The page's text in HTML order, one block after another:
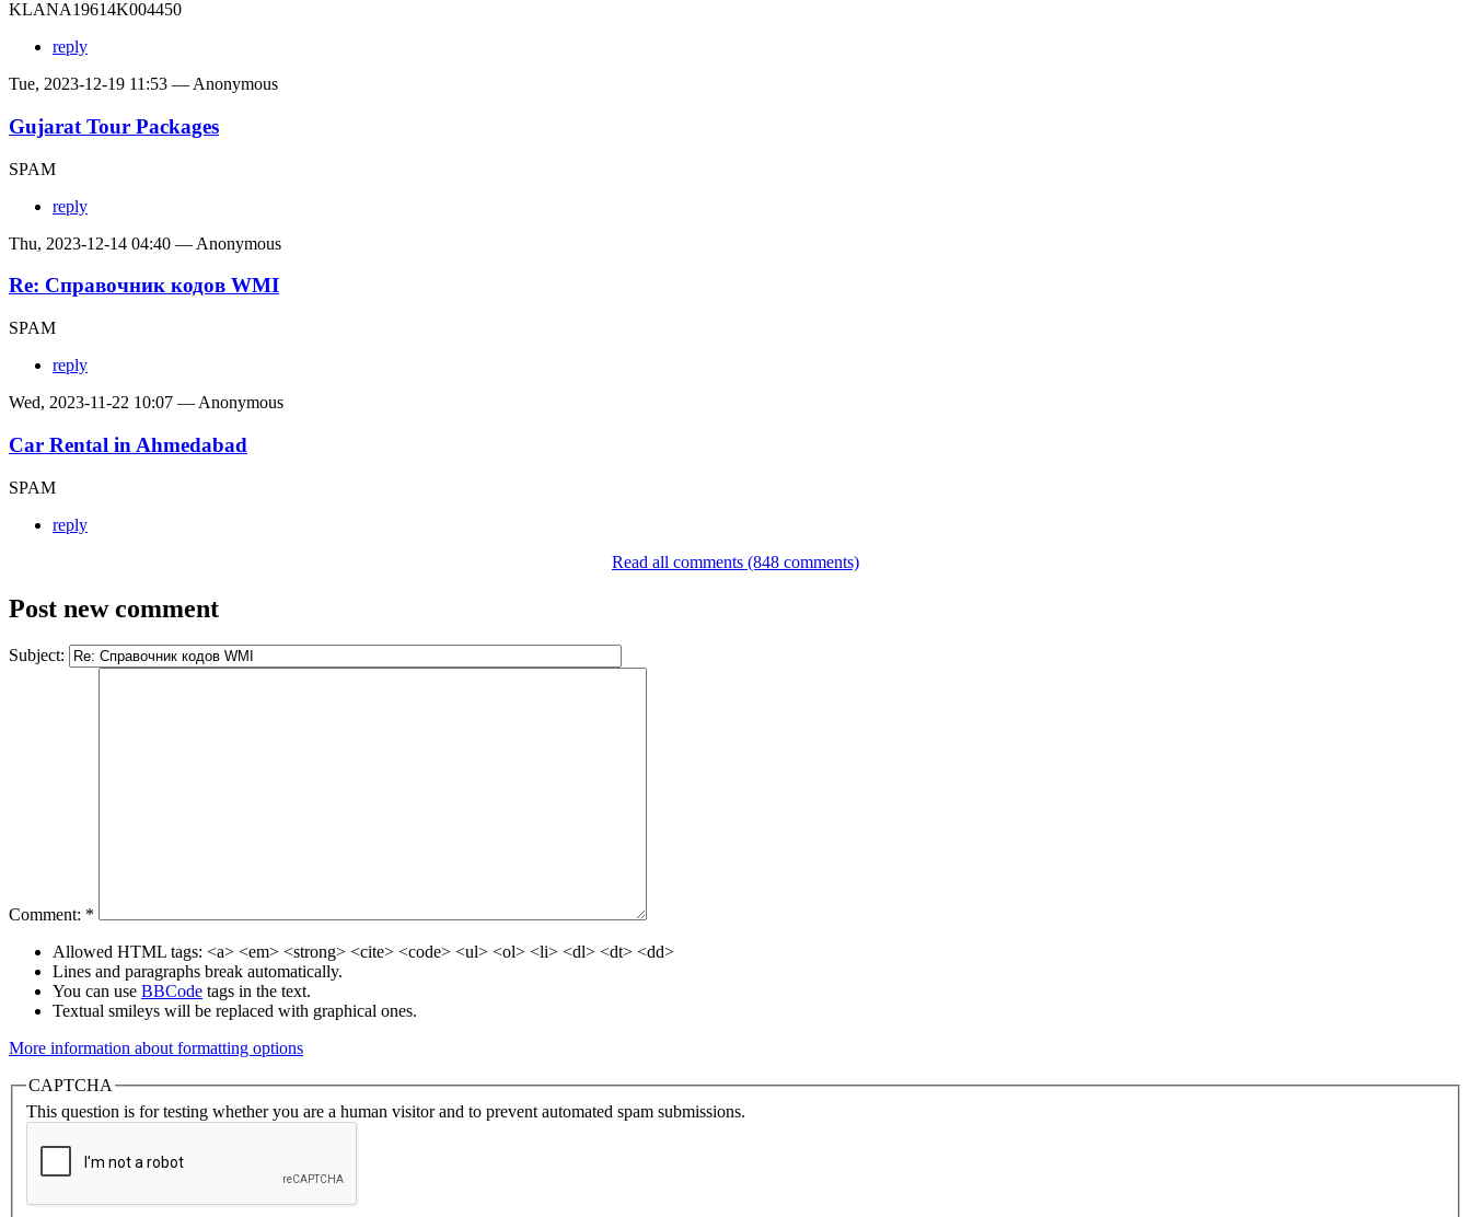
KLANA19614K004450
reply
Tue, 2023-12-19 11:53 — Anonymous
Gujarat Tour Packages
SPAM
reply
Thu, 2023-12-14 04:40 — Anonymous
Re: Справочник кодов WMI
SPAM
reply
Wed, 2023-11-22 10:07 — Anonymous
Car Rental in Ahmedabad
SPAM
reply
Read all comments (848 comments)
Post new comment
Subject:
Comment: *
Allowed HTML tags: <a> <em> <strong> <cite> <code> <ul> <ol> <li> <dl> <dt> <dd>
Lines and paragraphs break automatically.
You can use BBCode tags in the text.
Textual smileys will be replaced with graphical ones.
More information about formatting options
CAPTCHA
This question is for testing whether you are a human visitor and to prevent automated spam submissions.